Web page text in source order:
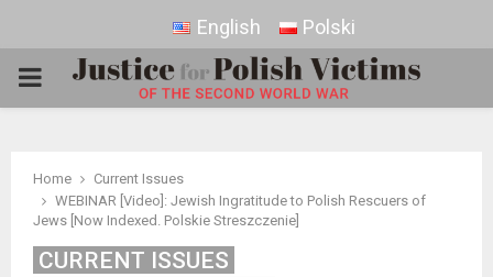
English Polski
PRIMARY
Home
Current Issues
WEBINAR [Video]: Jewish Ingratitude to Polish Rescuers of
Jews [Now Indexed. Polskie Streszczenie]
CURRENT ISSUES